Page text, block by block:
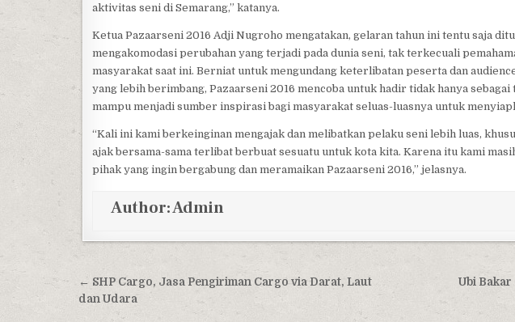
aktivitas seni di Semarang,” katanya.
Ketua Pazaarseni 2016 Adji Nugroho mengatakan, gelaran tahun ini tentu saja
mengakomodasi perubahan yang terjadi pada dunia seni, tak terkecuali
masyarakat saat ini. Berniat untuk mengundang keterlibatan peserta dan
yang lebih berimbang, Pazaarseni 2016 mencoba untuk hadir tidak hanya
mampu menjadi sumber inspirasi bagi masyarakat seluas-luasnya untuk
“Kali ini kami berkeinginan mengajak dan melibatkan pelaku seni lebih luas,
ajak bersama-sama terlibat berbuat sesuatu untuk kota kita. Karena itu kami
pihak yang ingin bergabung dan meramaikan Pazaarseni 2016,” jelasnya.
Author:Admin
Post navigation Ubi
← SHP Cargo, Jasa Pengiriman Cargo via Darat, Laut
dan Udara